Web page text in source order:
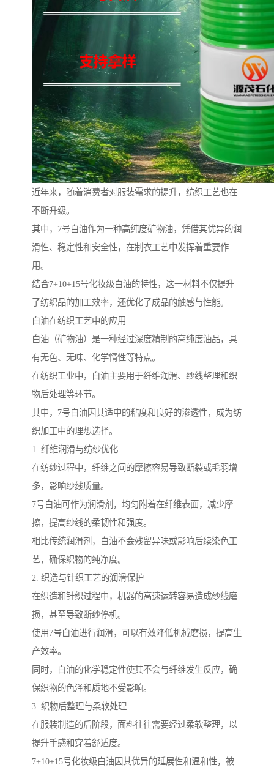
近年来，随着消费者对服装需求的提升，纺织工艺也在
不断升级。
其中，7号白油作为一种高纯度矿物油，凭借其优异的润
滑性、稳定性和安全性，在制衣工艺中发挥着重要作
用。
结合7+10+15号化妆级白油的特性，这一材料不仅提升
了纺织品的加工效率，还优化了成品的触感与性能。
白油在纺织工艺中的应用
白油（矿物油）是一种经过深度精制的高纯度油品，具
有无色、无味、化学惰性等特点。
在纺织工业中，白油主要用于纤维润滑、纱线整理和织
物后处理等环节。
其中，7号白油因其适中的粘度和良好的渗透性，成为纺
织加工中的理想选择。
1. 纤维润滑与纺纱优化
在纺纱过程中，纤维之间的摩擦容易导致断裂或毛羽增
多，影响纱线质量。
7号白油可作为润滑剂，均匀附着在纤维表面，减少摩
擦，提高纱线的柔韧性和强度。
相比传统润滑剂，白油不会残留异味或影响后续染色工
艺，确保织物的纯净度。
2. 织造与针织工艺的润滑保护
在织造和针织过程中，机器的高速运转容易造成纱线磨
损，甚至导致断纱停机。
使用7号白油进行润滑，可以有效降低机械磨损，提高生
产效率。
同时，白油的化学稳定性使其不会与纤维发生反应，确
保织物的色泽和质地不受影响。
3. 织物后整理与柔软处理
在服装制造的后阶段，面料往往需要经过柔软整理，以
提升手感和穿着舒适度。
7+10+15号化妆级白油因其优异的延展性和温和性，被